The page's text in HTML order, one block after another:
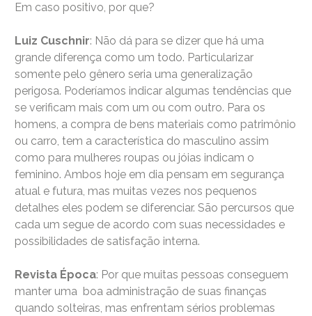
Em caso positivo, por que?
Luiz Cuschnir: Não dá para se dizer que há uma
grande diferença como um todo. Particularizar
somente pelo gênero seria uma generalização
perigosa. Poderíamos indicar algumas tendências que
se verificam mais com um ou com outro. Para os
homens, a compra de bens materiais como patrimônio
ou carro, tem a característica do masculino assim
como para mulheres roupas ou jóias indicam o
feminino. Ambos hoje em dia pensam em segurança
atual e futura, mas muitas vezes nos pequenos
detalhes eles podem se diferenciar. São percursos que
cada um segue de acordo com suas necessidades e
possibilidades de satisfação interna.
Revista Época: Por que muitas pessoas conseguem
manter uma boa administração de suas finanças
quando solteiras, mas enfrentam sérios problemas